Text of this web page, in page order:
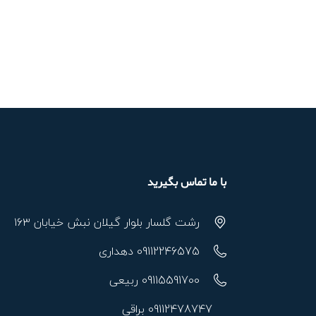
با ما تماس بگیرید
رشت گلسار بلوار گیلان نبش خیابان ۱۶۳
09112246575 دهداری
09115591700 ربیعی
09112478747 براقی